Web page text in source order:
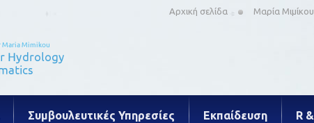
Αρχική σελίδα Μαρία Μιμίκου
Συμβουλευτικές Υπηρεσίες Εκπαίδευση R